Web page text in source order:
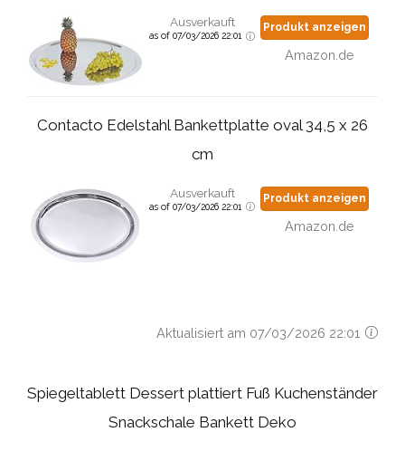
Ausverkauft
as of 07/03/2026 22:01
Produkt anzeigen
Amazon.de
Contacto Edelstahl Bankettplatte oval 34,5 x 26
cm
Ausverkauft
as of 07/03/2026 22:01
Produkt anzeigen
Amazon.de
Aktualisiert am 07/03/2026 22:01
Spiegeltablett Dessert plattiert Fuß Kuchenständer
Snackschale Bankett Deko